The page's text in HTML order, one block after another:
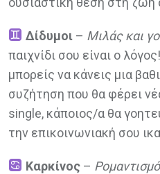
Δίδυμοι– Μιλάς και
παιχνίδι σου είναι ο
μπορείς να κάνεις μια
συζήτηση που θα φέρει
single, κάποιος/α θα
την επικοινωνιακή σου
Καρκίνος–